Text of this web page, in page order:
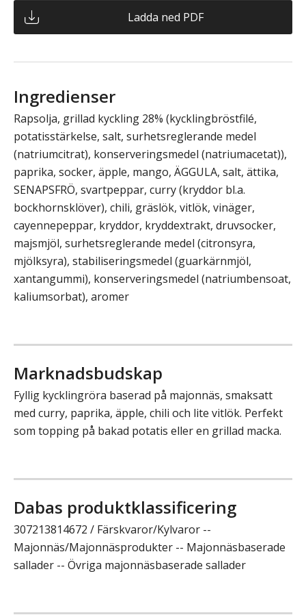
Ladda ned PDF
Ingredienser
Rapsolja, grillad kyckling 28% (kycklingbröstfilé,
potatisstärkelse, salt, surhetsreglerande medel
(natriumcitrat), konserveringsmedel (natriumacetat)),
paprika, socker, äpple, mango, ÄGGULA, salt, ättika,
SENAPSFRÖ, svartpeppar, curry (kryddor bl.a.
bockhornsklöver), chili, gräslök, vitlök, vinäger,
cayennepeppar, kryddor, kryddextrakt, druvsocker,
majsmjöl, surhetsreglerande medel (citronsyra,
mjölksyra), stabiliseringsmedel (guarkärnmjöl,
xantangummi), konserveringsmedel (natriumbensoat,
kaliumsorbat), aromer
Marknadsbudskap
Fyllig kycklingröra baserad på majonnäs, smaksatt
med curry, paprika, äpple, chili och lite vitlök. Perfekt
som topping på bakad potatis eller en grillad macka.
Dabas produktklassificering
307213814672 / Färskvaror/Kylvaror --
Majonnäs/Majonnäsprodukter -- Majonnäsbaserade
sallader -- Övriga majonnäsbaserade sallader